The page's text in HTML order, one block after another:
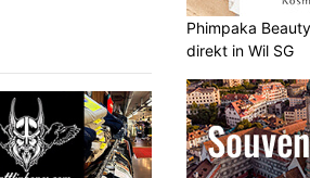
Phimpaka
direkt in Wil SG